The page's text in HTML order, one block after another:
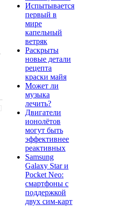
Испытывается
первый в
мире
капельный
ветряк
Раскрыты
новые детали
рецепта
краски майя
Может ли
музыка
лечить?
Двигатели
ионолётов
могут быть
эффективнее
реактивных
Samsung
Galaxy Star и
Pocket Neo:
смартфоны с
поддержкой
двух сим-карт